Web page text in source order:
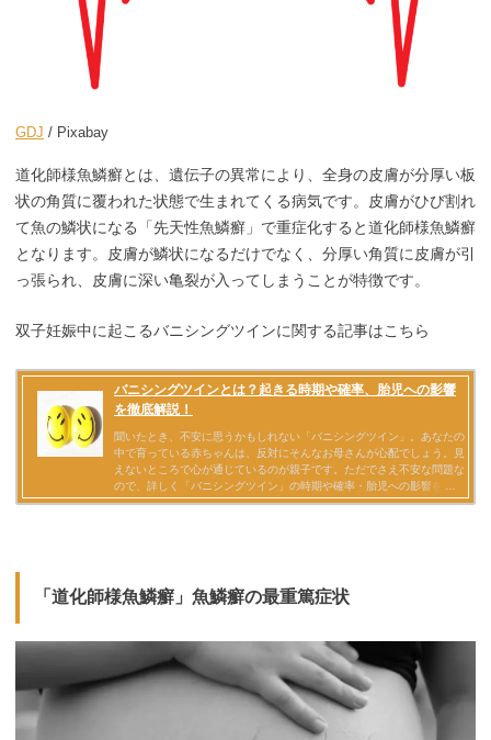
GDJ / Pixabay
道化師様魚鱗癬とは、遺伝子の異常により、全身の皮膚が分厚い板
状の角質に覆われた状態で生まれてくる病気です。皮膚がひび割れ
て魚の鱗状になる「先天性魚鱗癬」で重症化すると道化師様魚鱗癬
となります。皮膚が鱗状になるだけでなく、分厚い角質に皮膚が引
っ張られ、皮膚に深い亀裂が入ってしまうことが特徴です。
双子妊娠中に起こるバニシングツインに関する記事はこちら
「道化師様魚鱗癬」魚鱗癬の最重篤症状